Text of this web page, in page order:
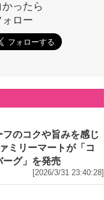
ったら
ロー
のコクや旨みを感じ
ミリーマートが「コ
ーグ」を発売
[2026/3/31 23:40:28]